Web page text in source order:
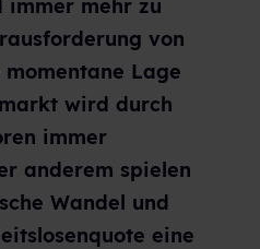
immer mehr zu
von
momentane Lage
wird durch
immer
anderem spielen
Wandel und
eine